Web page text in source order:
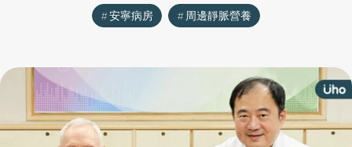
安寧病房
周邊靜脈營養